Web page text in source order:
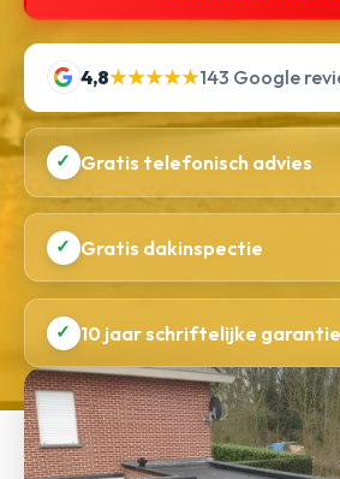
4,8★★★★★143 Google
✓ Gratis telefonisch advies
✓ Gratis dakinspectie
✓ 10 jaar schriftelijke garantie